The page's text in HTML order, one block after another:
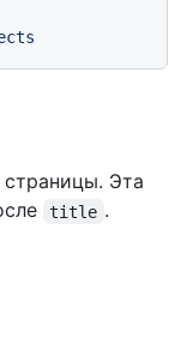
страницы. Эта
title .